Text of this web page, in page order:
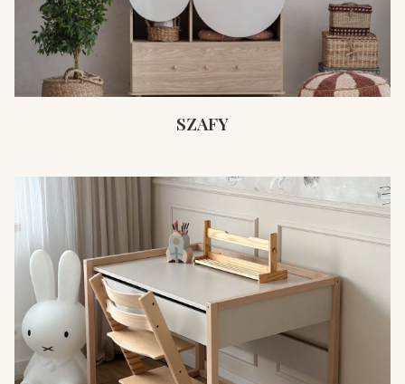
SZAFY